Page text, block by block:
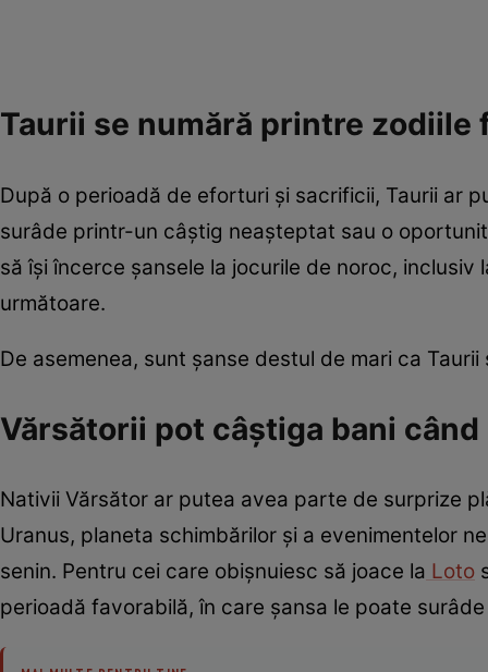
Taurii se numără printre zodiile
După o perioadă de eforturi și sacrificii, Taurii ar
surâde printr-un câștig neașteptat sau o
să își încerce șansele la jocurile de noroc,
următoare.
De asemenea, sunt șanse destul de mari ca
Vărsătorii pot câștiga bani
Nativii Vărsător ar putea avea parte de surprize
Uranus, planeta schimbărilor și a evenimentelor
senin. Pentru cei care obișnuiesc să joace la Loto
perioadă favorabilă, în care șansa le poate